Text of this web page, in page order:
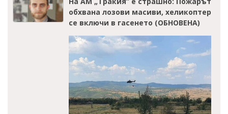
обхвана лозови масиви, хеликоптер
се включи в гасенето (ОБНОВЕНА)